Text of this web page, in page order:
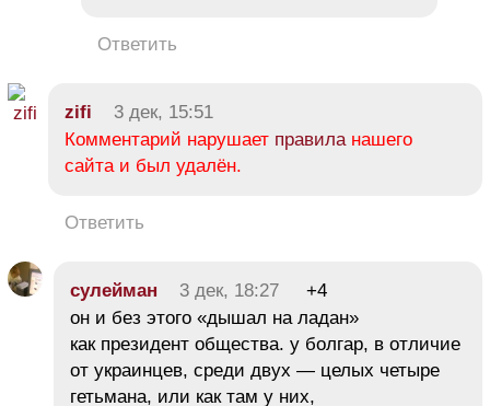
Ответить
zifi
3 дек, 15:51
Комментарий нарушает правиланашего
сайта и был удалён.
Ответить
сулейман 3 дек, 18:27
+4
он и без этого «дышал на ладан»
как президент общества. у болгар, в отличие
от украинцев, среди двух — целых четыре
гетьмана, или как там у них,